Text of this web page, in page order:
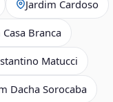
Jardim Cardoso
Casa Branca
Matucci
Dacha Sorocaba